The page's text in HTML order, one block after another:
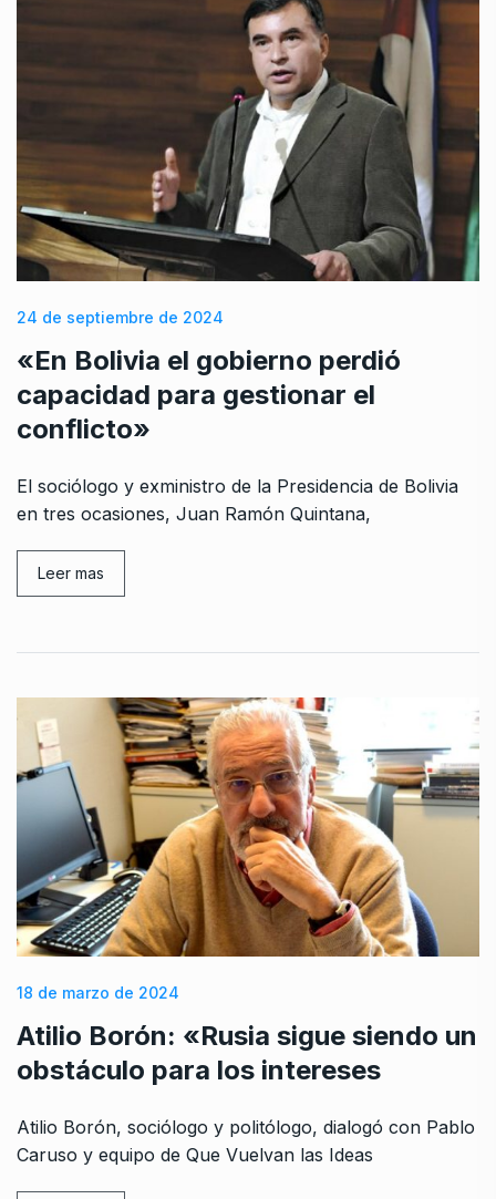
24 de septiembre de 2024
«En Bolivia el gobierno perdió
capacidad para gestionar el
conflicto»
El sociólogo y exministro de la Presidencia de Bolivia
en tres ocasiones, Juan Ramón Quintana,
Leer mas
18 de marzo de 2024
Atilio Borón: «Rusia sigue siendo un
obstáculo para los intereses
Atilio Borón, sociólogo y politólogo, dialogó con Pablo
Caruso y equipo de Que Vuelvan las Ideas